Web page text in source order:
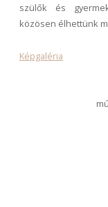
szülők és
közösen élhettünk
Képgaléria